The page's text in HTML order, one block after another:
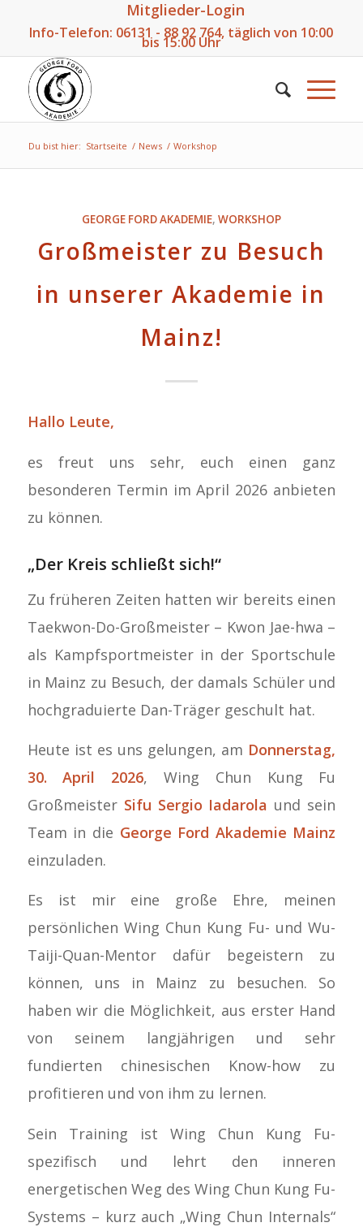
Mitglieder-Login
Info-Telefon: 06131 - 88 92 764, täglich von 10:00
bis 15:00 Uhr
Du bist hier: Startseite / News / Workshop
GEORGE FORD AKADEMIE, WORKSHOP
Großmeister zu Besuch
in unserer Akademie in
Mainz!
Hallo Leute,
es freut uns sehr, euch einen ganz
besonderen Termin im April 2026 anbieten
zu können.
„Der Kreis schließt sich!“
Zu früheren Zeiten hatten wir bereits einen
Taekwon-Do-Großmeister – Kwon Jae-hwa –
als Kampfsportmeister in der Sportschule
in Mainz zu Besuch, der damals Schüler und
hochgraduierte Dan-Träger geschult hat.
Heute ist es uns gelungen, am Donnerstag,
30. April 2026, Wing Chun Kung Fu
Großmeister Sifu Sergio Iadarola und sein
Team in die George Ford Akademie Mainz
einzuladen.
Es ist mir eine große Ehre, meinen
persönlichen Wing Chun Kung Fu- und Wu-
Taiji-Quan-Mentor dafür begeistern zu
können, uns in Mainz zu besuchen. So
haben wir die Möglichkeit, aus erster Hand
von seinem langjährigen und sehr
fundierten chinesischen Know-how zu
profitieren und von ihm zu lernen.
Sein Training ist Wing Chun Kung Fu-
spezifisch und lehrt den inneren
energetischen Weg des Wing Chun Kung Fu-
Systems – kurz auch „Wing Chun Internals“